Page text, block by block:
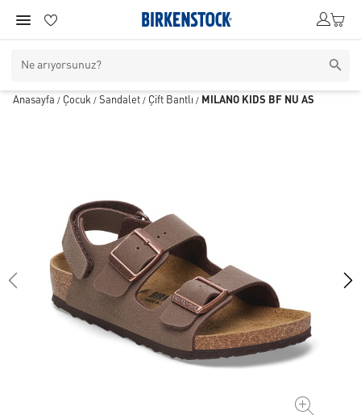
Anasayfa / Çocuk / Sandalet / Çift Bantlı / MILANO KIDS BF NU AS